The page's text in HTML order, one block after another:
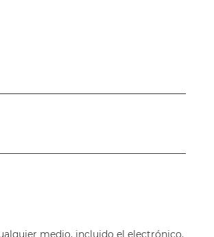
medio, incluido el electrónico.